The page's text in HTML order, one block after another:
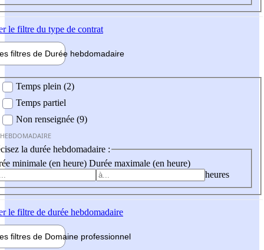
le filtre du type de contrat
filtres de Durée hebdomadaire
Temps plein (2)
Temps partiel
Non renseignée (9)
la durée hebdomadaire :
minimale (en heure) Durée maximale (en heure)
heures
le filtre de durée hebdomadaire
filtres de Domaine professionnel